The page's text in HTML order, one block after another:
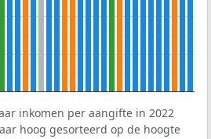
inkomen per aangifte in 2022
hoog gesorteerd op de hoogte